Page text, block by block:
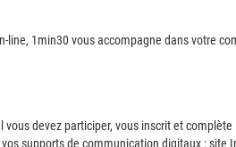
line, 1min30 vous accompagne dans votre
devez participer, vous inscrit et
supports de communication digitaux : site